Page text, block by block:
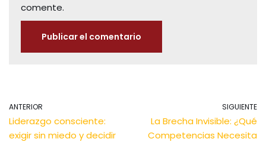
comente.
ANTERIOR
Liderazgo consciente:
exigir sin miedo y decidir
SIGUIENTE
La Brecha Invisible: ¿Qué
Competencias Necesita